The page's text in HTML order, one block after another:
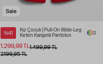
Sale
%41
Kız Çocuk | Pull-On Wide-Leg
Keten Karışımlı Pantolon
1.499,99 TL
1.299,99 TL
2
2.199,95 TL